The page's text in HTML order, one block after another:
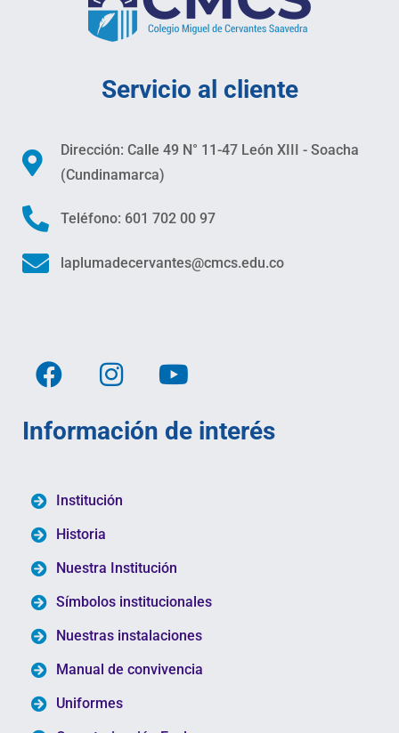
Servicio al cliente
Dirección: Calle 49 N° 11-47 León XIII - Soacha
(Cundinamarca)
Teléfono: 601 702 00 97
laplumadecervantes@cmcs.edu.co
Información de interés
Institución
Historia
Nuestra Institución
Símbolos institucionales
Nuestras instalaciones
Manual de convivencia
Uniformes